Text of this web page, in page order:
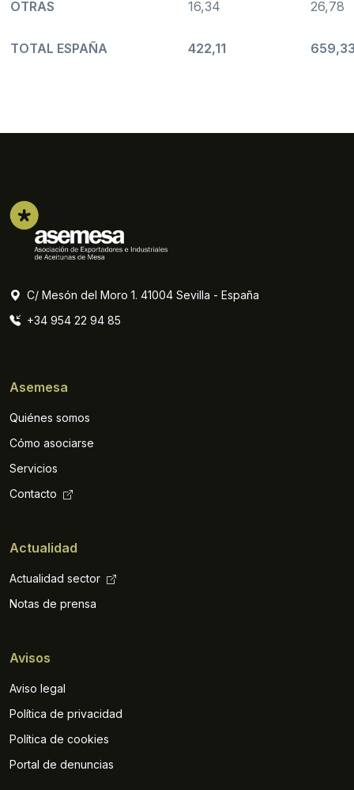
OTRAS 16,34 26,78
TOTAL ESPAÑA 422,11
C/ Mesón del Moro 1. 41004 Sevilla - España
+34 954 22 94 85
Asemesa
Quiénes somos
Cómo asociarse
Servicios
Contacto
Actualidad
Actualidad sector
Notas de prensa
Avisos
Aviso legal
Política de privacidad
Política de cookies
Portal de denuncias